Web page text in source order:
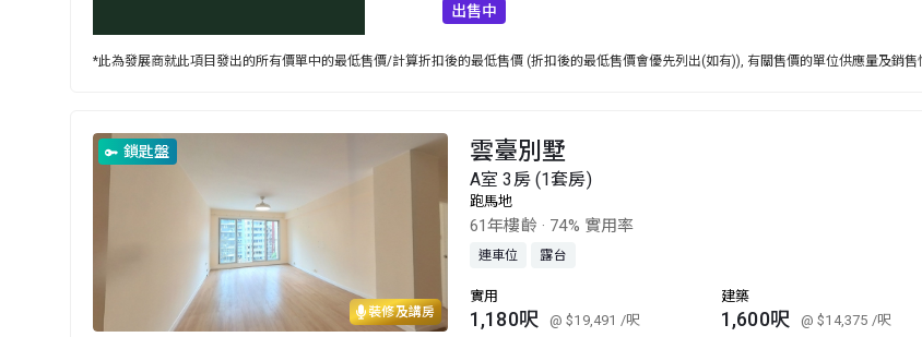
出售中
*此為發展商就此項目發出的所有價單中的最低售價/計算折扣後的最低售價 (折扣後的最低售價會優先列出(如有)), 有關售價的單位供應量及銷售
裝修及講房
鎖匙盤 雲臺別墅
A室 3房 (1套房)
跑馬地
61年樓齡 · 74% 實用率
連車位 露台
實用
1,180呎 @ $19,491 /呎
建築
1,600呎 @ $14,375 /呎